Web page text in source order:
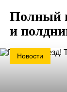
Полный
и
Новости